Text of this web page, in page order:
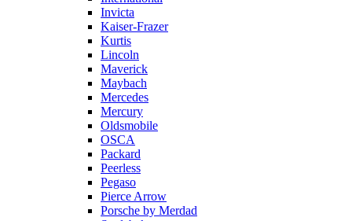
Invicta
Kaiser-Frazer
Kurtis
Lincoln
Maverick
Maybach
Mercedes
Mercury
Oldsmobile
OSCA
Packard
Peerless
Pegaso
Pierce Arrow
Porsche by Merdad